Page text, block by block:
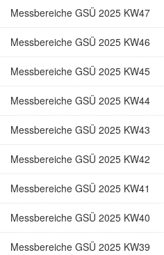
Messbereiche GSÜ 2025 KW47
Messbereiche GSÜ 2025 KW46
Messbereiche GSÜ 2025 KW45
Messbereiche GSÜ 2025 KW44
Messbereiche GSÜ 2025 KW43
Messbereiche GSÜ 2025 KW42
Messbereiche GSÜ 2025 KW41
Messbereiche GSÜ 2025 KW40
Messbereiche GSÜ 2025 KW39